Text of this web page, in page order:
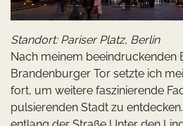
Standort: Pariser Platz, Berlin
Nach meinem beeindruckenden
Brandenburger Tor setzte ich
fort, um weitere faszinierende
pulsierenden Stadt zu